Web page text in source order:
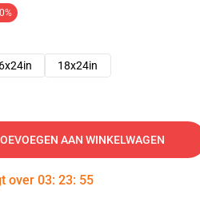
18x24in
AAN WINKELWAGEN
over 03: 23: 54